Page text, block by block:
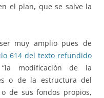
el plan, que se salve la
muy amplio pues de
614 del texto refundido
modificación de la
o de la estructura del
de sus fondos propios,